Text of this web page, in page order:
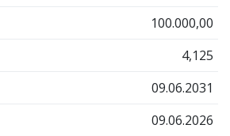
100.000,00
4,125
09.06.2031
09.06.2026